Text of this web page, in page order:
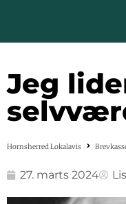
Jeg
Hornsherred Lokalavis
27. marts 2024